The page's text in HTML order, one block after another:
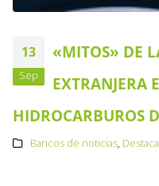
13
Sep
«MITOS» DE
EXTRANJERA
HIDROCARBUROS
Bancos de noticias,